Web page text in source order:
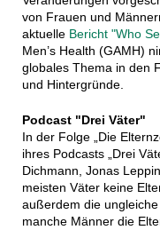
von Frauen und
aktuelle Bericht "Who
Men’s Health (GAMH)
globales Thema in den
und Hintergründe.
Podcast "Drei Väter"
In der Folge „Die
ihres Podcasts „Drei
Dichmann, Jonas
meisten Väter keine
außerdem die
manche Männer die